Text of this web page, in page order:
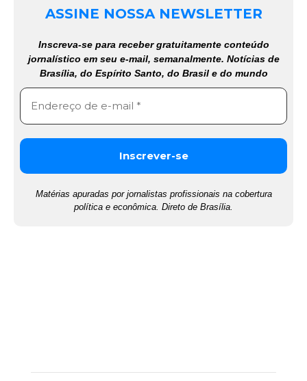
ASSINE NOSSA NEWSLETTER
Inscreva-se para receber gratuitamente conteúdo
jornalístico em seu e-mail, semanalmente. Notícias de
Brasília, do Espírito Santo, do Brasil e do mundo
Matérias apuradas por jornalistas profissionais na cobertura
política e econômica. Direto de Brasília.